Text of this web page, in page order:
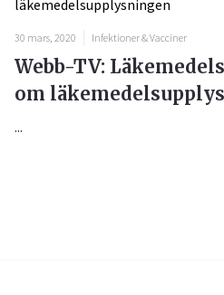
30 mars, 2020 Infektioner & Vacciner
Webb-TV:
om
...